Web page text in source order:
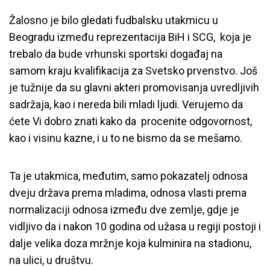
Žalosno je bilo gledati fudbalsku utakmicu u
Beogradu između reprezentacija BiH i SCG, koja je
trebalo da bude vrhunski sportski događaj na
samom kraju kvalifikacija za Svetsko prvenstvo. Još
je tužnije da su glavni akteri promovisanja uvredljivih
sadržaja, kao i nereda bili mladi ljudi. Verujemo da
ćete Vi dobro znati kako da procenite odgovornost,
kao i visinu kazne, i u to ne bismo da se mešamo.
Ta je utakmica, međutim, samo pokazatelj odnosa
dveju država prema mladima, odnosa vlasti prema
normalizaciji odnosa između dve zemlje, gdje je
vidljivo da i nakon 10 godina od užasa u regiji postoji i
dalje velika doza mržnje koja kulminira na stadionu,
na ulici, u društvu.